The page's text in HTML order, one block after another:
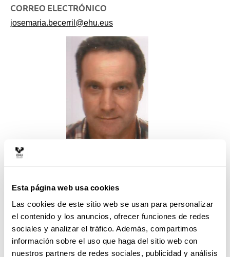
Esta página web usa cookies
Las cookies de este sitio web se usan para personalizar
el contenido y los anuncios, ofrecer funciones de redes
sociales y analizar el tráfico. Además, compartimos
información sobre el uso que haga del sitio web con
nuestros partners de redes sociales, publicidad y análisis
CORREO ELECTRÓNICO
josemaria.becerril@ehu.eus
Docencia en Grado:Fisiología Vegetal, Biotecnología
doctorado) en los cursos: Contaminación y Recuperación
Ambiental, Biomarcadores de estrés en Plantas,
Contaminación y toxicología de suelos.
Dirección de 9 tesis doctorales defendidas con la